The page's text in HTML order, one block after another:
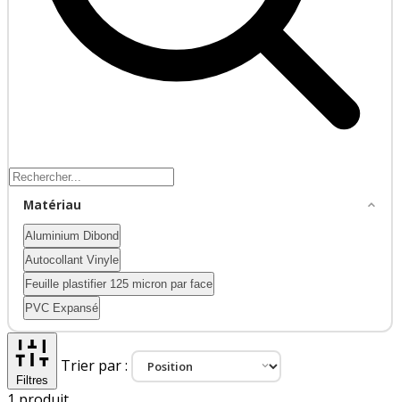
Matériau
Aluminium Dibond
Autocollant Vinyle
Feuille plastifier 125 micron par face
PVC Expansé
Filtres
Trier par :